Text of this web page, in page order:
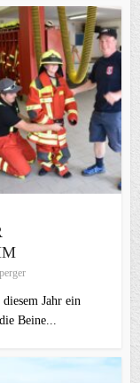
Jahr ein
Beine...